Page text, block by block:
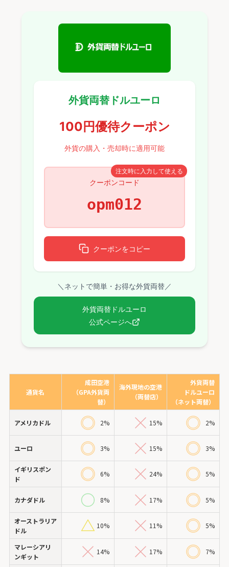
外貨両替ドルユーロ
100円優待クーポン
外貨の購入・売却時に適用可能
注文時に入力して使える
クーポンコード
opm012
クーポンをコピー
＼ネットで簡単・お得な外貨両替／
外貨両替ドルユーロ
公式ページへ
通貨名
成田空港
（GPA外貨両
替）
海外現地の空港
（両替店）
外貨両替
ドルユーロ
（ネット両替）
アメリカドル 2% 15% 2%
ユーロ 3% 15% 3%
イギリスポン
ド
6% 24% 5%
カナダドル 8% 17% 5%
オーストラリア
ドル
10% 11% 5%
マレーシアリ
ンギット
14% 17% 7%